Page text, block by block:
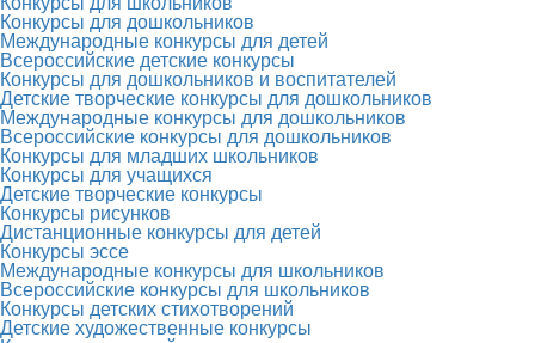
Конкурсы для дошкольников
Международные конкурсы для детей
Всероссийские детские конкурсы
Конкурсы для дошкольников и воспитателей
Детские творческие конкурсы для дошкольников
Международные конкурсы для дошкольников
Всероссийские конкурсы для дошкольников
Конкурсы для младших школьников
Конкурсы для учащихся
Детские творческие конкурсы
Конкурсы рисунков
Дистанционные конкурсы для детей
Конкурсы эссе
Международные конкурсы для школьников
Всероссийские конкурсы для школьников
Конкурсы детских стихотворений
Детские художественные конкурсы